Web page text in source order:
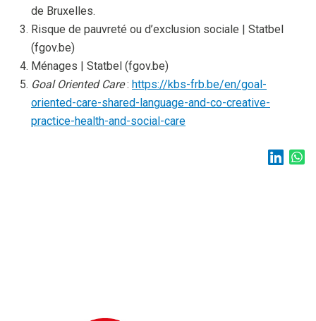
de Bruxelles.
Risque de pauvreté ou d’exclusion sociale | Statbel
(fgov.be)
Ménages | Statbel (fgov.be)
Goal Oriented Care: https://kbs-frb.be/en/goal-
oriented-care-shared-language-and-co-creative-
practice-health-and-social-care